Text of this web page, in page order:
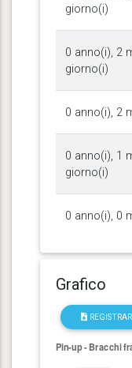
giorno(i)
0 anno(i), 2
giorno(i)
0 anno(i), 2
0 anno(i), 1
giorno(i)
0 anno(i), 0
Grafico